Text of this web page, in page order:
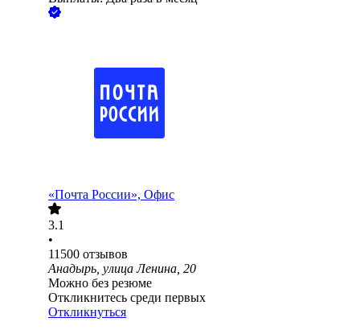
«Почта России», Офис
3.1
•
11500 отзывов
Анадырь, улица Ленина, 20
Можно без резюме
Откликнитесь среди первых
Откликнуться